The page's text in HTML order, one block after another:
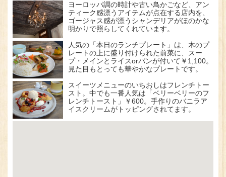
ヨーロッパ調の時計や古い鳥かごなど、アン
ティーク感漂うアイテムが点在する店内を、
ゴージャス感が漂うシャンデリアがほのかな
明かりで照らしてくれています。
人気の「本日のランチプレート」は、木のプ
レートの上に盛り付けられた前菜に、スー
プ・メインとライスorパンが付いて￥1,100。
見た目もとっても華やかなプレートです。
スイーツメニューのいちおしはフレンチトー
スト。中でも一番人気は「ベリーベリーのフ
レンチトースト」￥600。手作りのバニラア
イスクリームがトッピングされてます。